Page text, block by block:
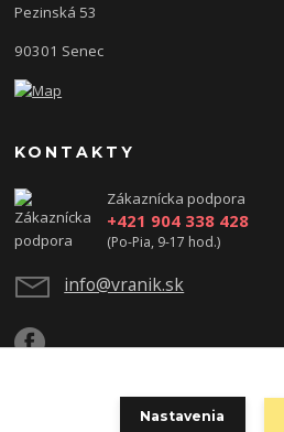
Pezinská 53
90301 Senec
KONTAKTY
Zákaznícka podpora
+421 904 338 428
(Po-Pia, 9-17 hod.)
info@vranik.sk
Nastavenia